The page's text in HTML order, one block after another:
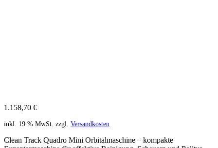
1.158,70 €
inkl. 19 % MwSt. zzgl. Versandkosten
Clean Track Quadro Mini Orbitalmaschine – kompakte